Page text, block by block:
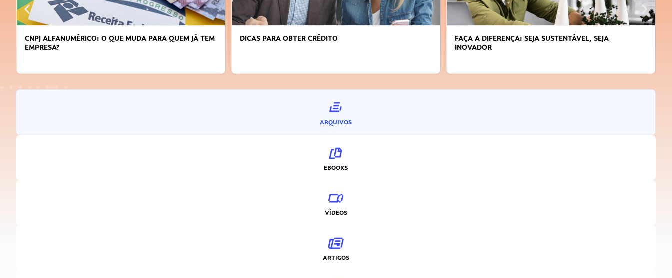
CNPJ ALFANUMÉRICO: O QUE MUDA PARA QUEM JÁ TEM
EMPRESA?
DICAS PARA OBTER CRÉDITO
FAÇA A DIFERENÇA: SEJA SUSTENTÁVEL, SEJA
INOVADOR
ARQUIVOS
EBOOKS
VÍDEOS
ARTIGOS